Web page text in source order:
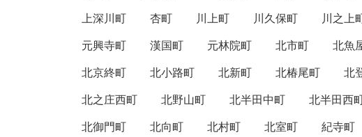
上深川町
杏町 川上町 川久保町 川之上
元興寺町
漢国町 元林院町 北市町 北魚
北京終町
北小路町 北新町 北椿尾町 北
北之庄西町
北野山町 北半田中町 北半田西
北御門町
北向町 北村町 北室町 紀寺町